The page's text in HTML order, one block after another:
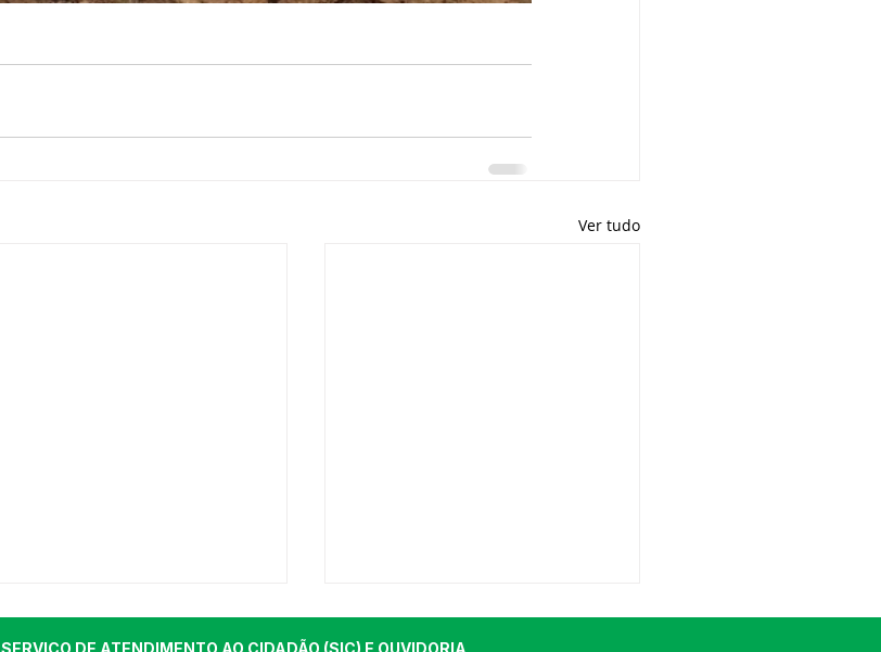
Ver tudo
SERVIÇO DE ATENDIMENTO AO CIDADÃO (SIC) E OUVIDORIA